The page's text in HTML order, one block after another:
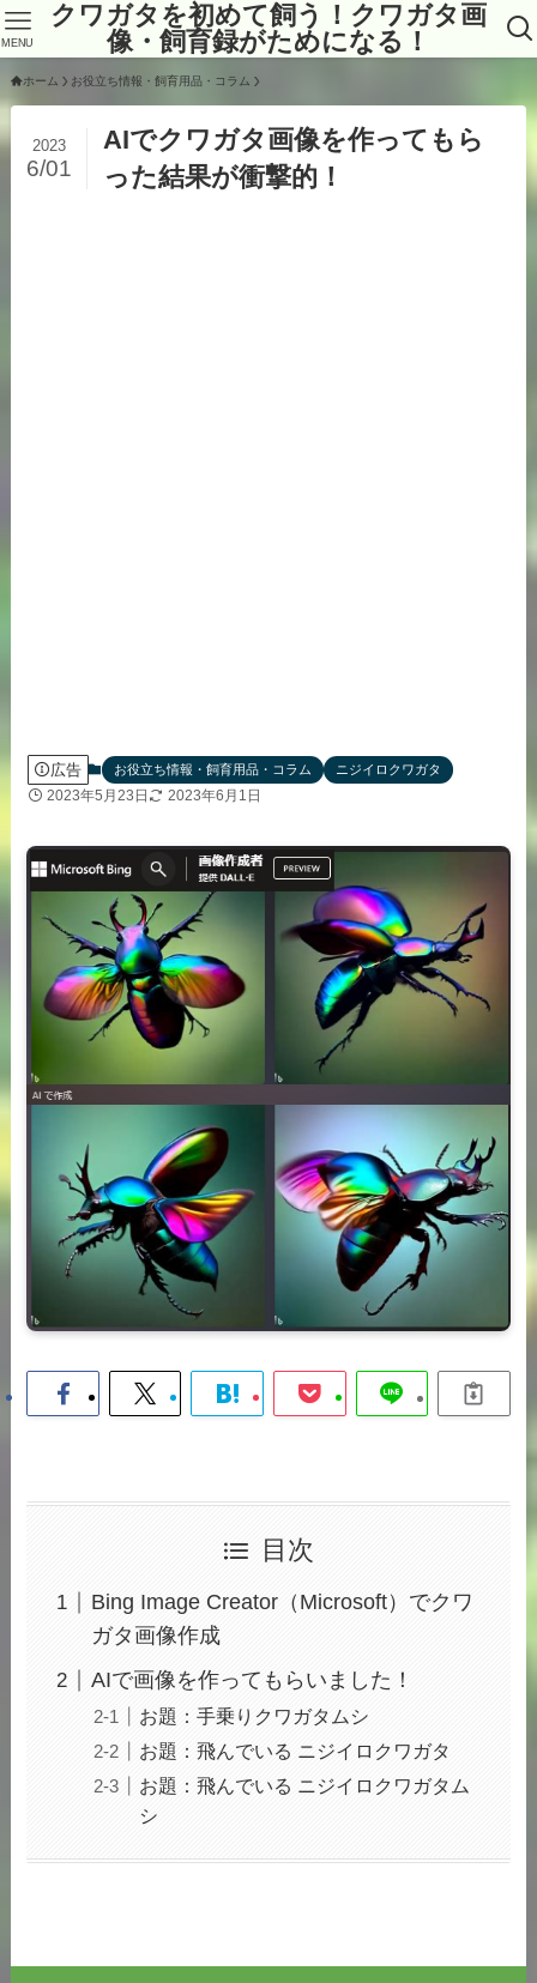
クワガタを初めて飼う！クワガタ画
像・飼育録がためになる！
MENU
ホーム お役立ち情報・飼育用品・コラム
AIでクワガタ画像を作ってもら
った結果が衝撃的！
2023
6/01
広告 お役立ち情報・飼育用品・コラム ニジイロクワガタ
2023年5月23日 2023年6月1日
目次
Bing Image Creator（Microsoft）でクワ
ガタ画像作成
AIで画像を作ってもらいました！
お題：手乗りクワガタムシ
お題：飛んでいる ニジイロクワガタ
お題：飛んでいる ニジイロクワガタム
シ